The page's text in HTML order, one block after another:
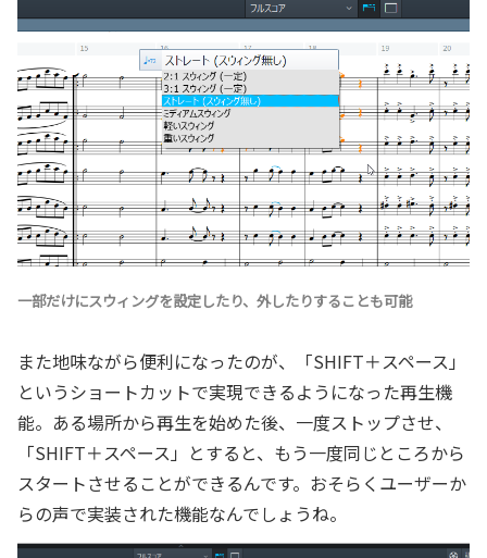
一部だけにスウィングを設定したり、外したりすることも可能
また地味ながら便利になったのが、「SHIFT＋スペース」
というショートカットで実現できるようになった再生機
能。ある場所から再生を始めた後、一度ストップさせ、
「SHIFT＋スペース」とすると、もう一度同じところから
スタートさせることができるんです。おそらくユーザーか
らの声で実装された機能なんでしょうね。